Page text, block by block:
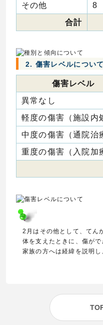
その他
8
合計
2. 傷害レベルについて
傷害レベル
異常なし
軽度の傷害（施設内
中度の傷害（通院治
重度の傷害（入院加
2月はその他として、てん
体を支えたときに、傷が
家族の方へは経緯を説明し